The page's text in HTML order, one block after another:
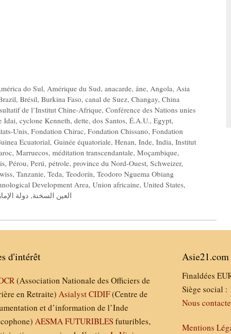
do Sul, Amérique du Sud,anacarde,âne, Angola, Asia
, Brésil, Burkina Faso, canal de Suez, Changay, China
de l’Institut Chine-Afrique, Conférence des Nations unies
Idai, cyclone Kenneth, dette, dos Santos, É.A.U., Egypt,
Unis, Fondation Chirac, Fondation Chissano, Fondation
Ecuatorial, Guinée équatoriale, Henan, Inde, India, Institut
, Marruecos, méditation transcendantale, Moçambique,
, Pérou, Perú, pétrole, province du Nord-Ouest, Schweizer,
, Tanzanie, Teda, Teodorín, Teodoro Nguema Obiang
Development Area, Union africaine, United States,
العين السخنة, دولة
d'intérêt
(Association Nationale des Officiers de
en Retraite)AsialystCIDIF(Centre de
et d’information de l’Inde
AESMAFUTURIBLESfuturibles,
Finaldées
Siège social :
Nous
Mentions